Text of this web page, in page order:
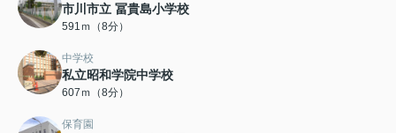
市川市立 冨貴島小学校
591ｍ（8分）
中学校
私立昭和学院中学校
607ｍ（8分）
保育園